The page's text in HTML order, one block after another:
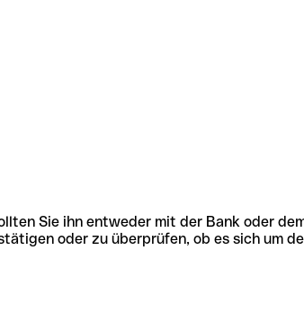
Sie ihn entweder mit der Bank oder
oder zu überprüfen, ob es sich um